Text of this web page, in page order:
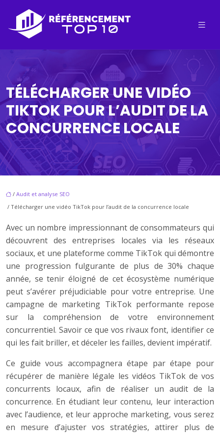
TÉLÉCHARGER UNE VIDÉO
TIKTOK POUR L’AUDIT DE LA
CONCURRENCE LOCALE
/ Audit et analyse SEO
/ Télécharger une vidéo TikTok pour l’audit de la concurrence locale
Avec un nombre impressionnant de consommateurs qui
découvrent des entreprises locales via les réseaux
sociaux, et une plateforme comme TikTok qui démontre
une progression fulgurante de plus de 30% chaque
année, se tenir éloigné de cet écosystème numérique
peut s’avérer préjudiciable pour votre entreprise. Une
campagne de marketing TikTok performante repose
sur la compréhension de votre environnement
concurrentiel. Savoir ce que vos rivaux font, identifier ce
qui les fait briller, et déceler les failles, devient impératif.
Ce guide vous accompagnera étape par étape pour
récupérer de manière légale les vidéos TikTok de vos
concurrents locaux, afin de réaliser un audit de la
concurrence. En étudiant leur contenu, leur interaction
avec l’audience, et leur approche marketing, vous serez
en mesure d’ajuster vos stratégies, attirer plus de